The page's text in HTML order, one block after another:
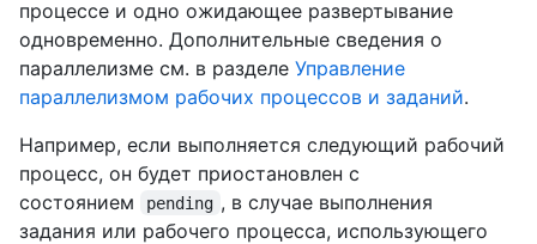
процессе и одно ожидающее развертывание
одновременно. Дополнительные сведения о
параллелизме см. в разделе Управление
параллелизмом рабочих процессов и заданий.
Например, если выполняется следующий рабочий
процесс, он будет приостановлен с
состоянием
pending , в случае выполнения
задания или рабочего процесса, использующего